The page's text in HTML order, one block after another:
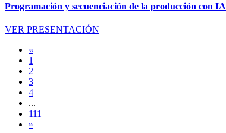
Programación y secuenciación de la producción con IA
VER PRESENTACIÓN
«
1
2
3
4
...
111
»